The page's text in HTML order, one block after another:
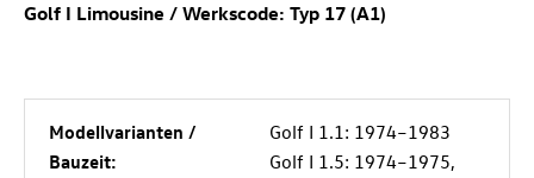
Golf I Limousine / Werkscode: Typ 17 (A1)
Modellvarianten /
Bauzeit:
Golf I 1.1: 1974–1983
Golf I 1.5: 1974–1975,